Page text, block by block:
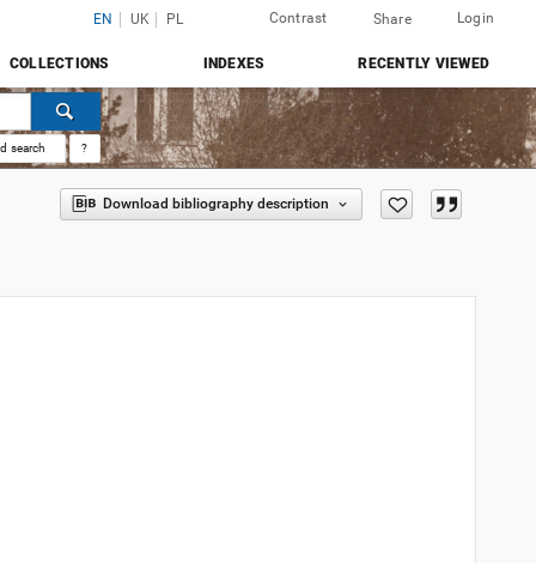
EN UK PL Contrast Share Login
COLLECTIONS INDEXES RECENTLY VIEWED
search ?
Download bibliography description